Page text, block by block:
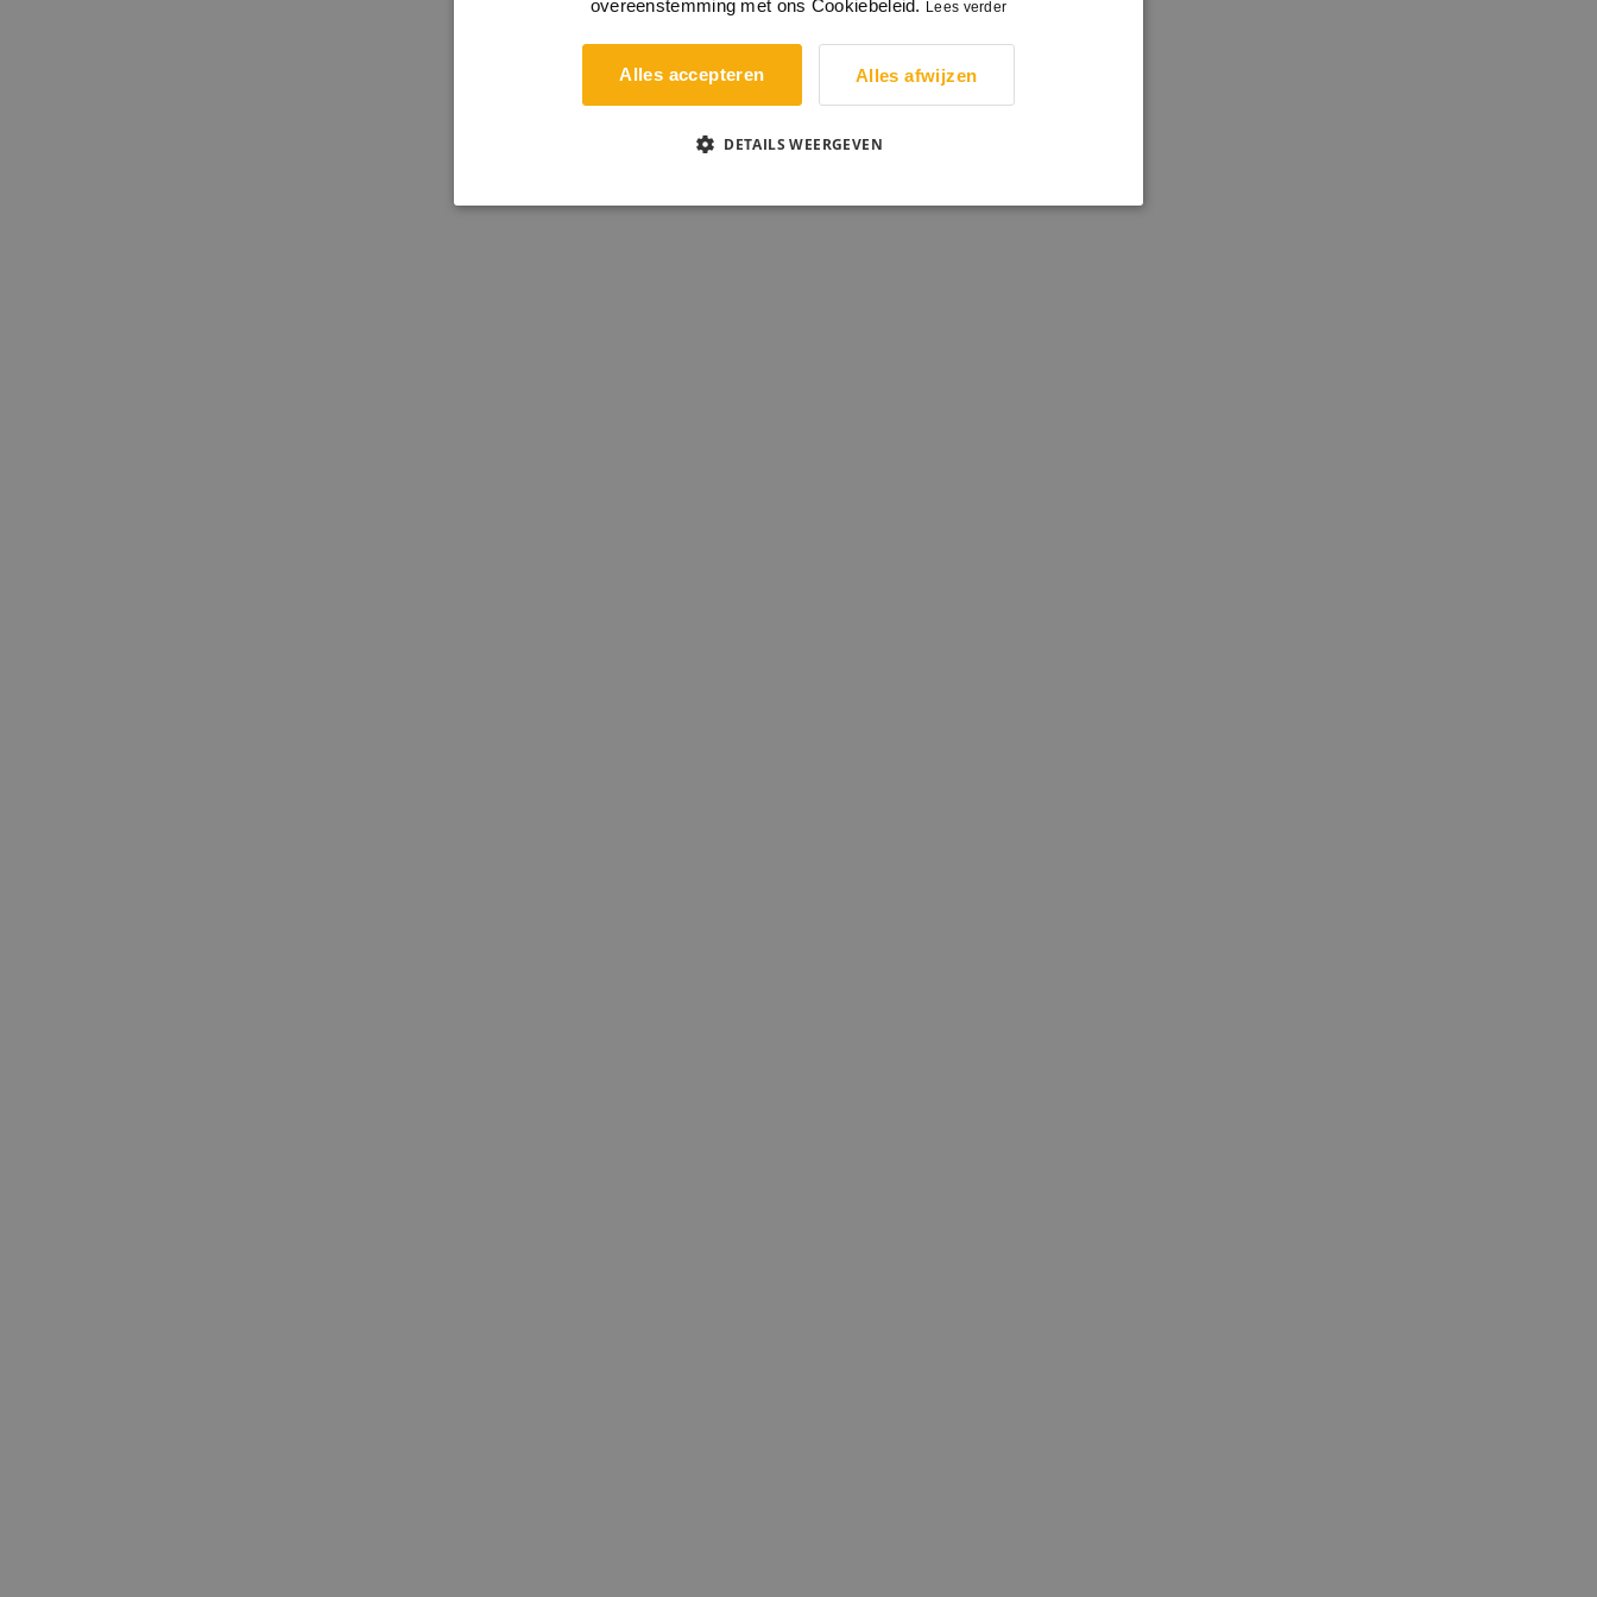
overeenstemming met ons Cookiebeleid. Lees verder
Alles accepteren Alles afwijzen
DETAILS WEERGEVEN